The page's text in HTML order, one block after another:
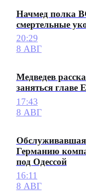
Начмед полка
смертельные
20:29
8 АВГ
Медведев
заняться главе
17:43
8 АВГ
Германию
под Одессой
16:11
8 АВГ